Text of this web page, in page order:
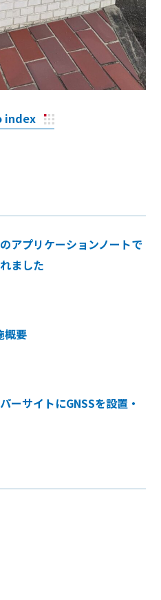
index
アプリケーションノートで
ました
概要
ーサイトにGNSSを設置・